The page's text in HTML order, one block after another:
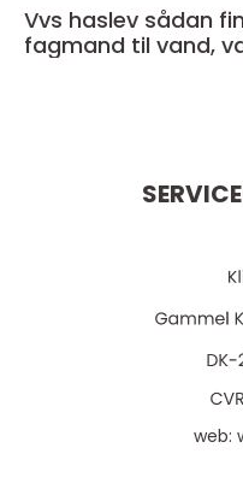
Vvs haslev sådan finder du den rette
fagmand til vand,
web: